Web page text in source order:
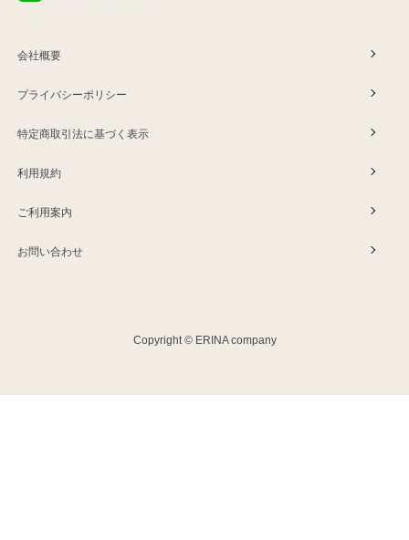
会社概要
プライバシーポリシー
特定商取引法に基づく表示
利用規約
ご利用案内
お問い合わせ
Copyright © ERINA company